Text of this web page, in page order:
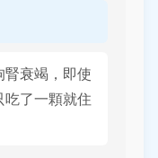
衰竭，即使
吃了一顆就住